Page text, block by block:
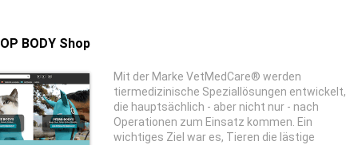
OP BODY Shop
Mit der Marke VetMedCare® werden
tiermedizinische Speziallösungen entwickelt,
die hauptsächlich - aber nicht nur - nach
Operationen zum Einsatz kommen. Ein
wichtiges Ziel war es, Tieren die lästige